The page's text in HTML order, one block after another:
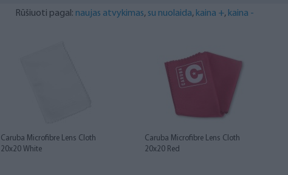
Rūšiuoti pagal: naujas atvykimas, su nuolaida, kaina +, kaina -
Caruba Microfibre Lens Cloth
20x20 White
Caruba Microfibre Lens Cloth
20x20 Red